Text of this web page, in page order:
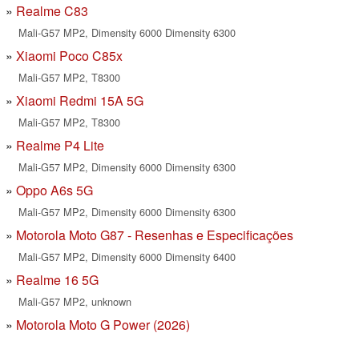
Realme C83
Mali-G57 MP2, Dimensity 6000 Dimensity 6300
Xiaomi Poco C85x
Mali-G57 MP2, T8300
Xiaomi Redmi 15A 5G
Mali-G57 MP2, T8300
Realme P4 Lite
Mali-G57 MP2, Dimensity 6000 Dimensity 6300
Oppo A6s 5G
Mali-G57 MP2, Dimensity 6000 Dimensity 6300
Motorola Moto G87 - Resenhas e Especificações
Mali-G57 MP2, Dimensity 6000 Dimensity 6400
Realme 16 5G
Mali-G57 MP2, unknown
Motorola Moto G Power (2026)